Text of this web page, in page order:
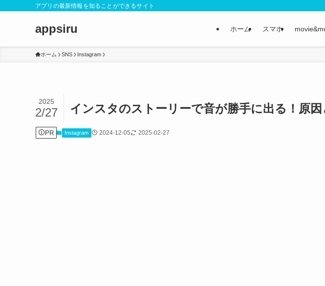
アプリの最新情報を知ることができるサイト
appsiru ホーム スマホ
ホーム SNS Instagram
インスタのストーリーで音が勝手に出る！原
2025
2/27
PR Instagram 2024-12-05 2025-02-27